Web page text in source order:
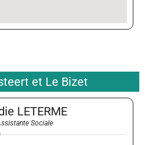
et Le Bizet
LETERME
Sociale